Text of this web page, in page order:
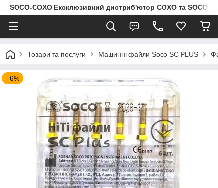
SOCO-COXO Ексклюзивний дистриб'ютор COXO та SOCO в
Товари та послуги Машинні файли Soco SC PLUS
–6%